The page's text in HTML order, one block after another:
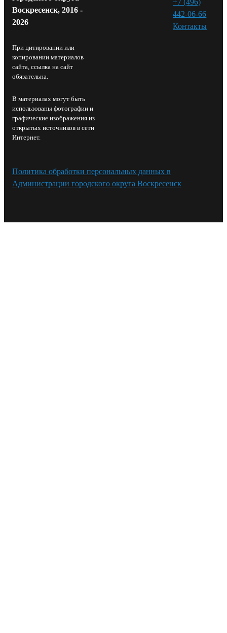
Воскресенск, 2016 -
2026
При цитировании или
копировании материалов
сайта, ссылка на сайт
обязательна.
В материалах могут быть
использованы фотографии и
графические изображения из
открытых источников в сети
Интернет.
442-06-66
Контакты⁠
Политика обработки персональных данных в
Администрации городского округа Воскресенск